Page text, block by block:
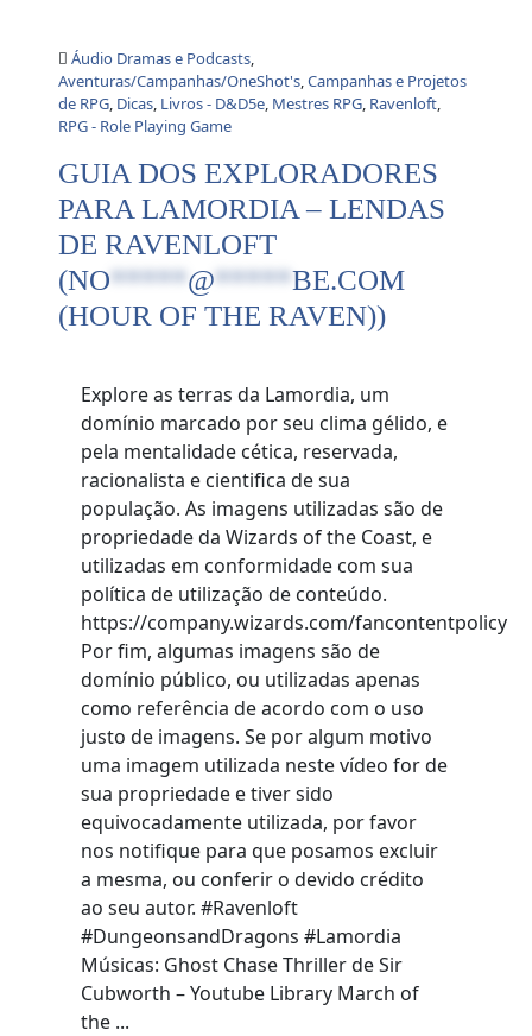
Áudio Dramas e Podcasts,
Aventuras/Campanhas/OneShot's,Campanhas e Projetos
de RPG, Dicas, Livros - D&D5e, Mestres RPG, Ravenloft,
RPG - Role Playing Game
GUIA DOS EXPLORADORES
PARA LAMORDIA – LENDAS
DE RAVENLOFT
(NO*****@*****BE.COM
(HOUR OF THE RAVEN))
Explore as terras da Lamordia, um
domínio marcado por seu clima gélido, e
pela mentalidade cética, reservada,
racionalista e cientifica de sua
população. As imagens utilizadas são de
propriedade da Wizards of the Coast, e
utilizadas em conformidade com sua
política de utilização de conteúdo.
https://company.wizards.com/fancontentpolicy
Por fim, algumas imagens são de
domínio público, ou utilizadas apenas
como referência de acordo com o uso
justo de imagens. Se por algum motivo
uma imagem utilizada neste vídeo for de
sua propriedade e tiver sido
equivocadamente utilizada, por favor
nos notifique para que posamos excluir
a mesma, ou conferir o devido crédito
ao seu autor. #Ravenloft
#DungeonsandDragons #Lamordia
Músicas: Ghost Chase Thriller de Sir
Cubworth – Youtube Library March of
the ...